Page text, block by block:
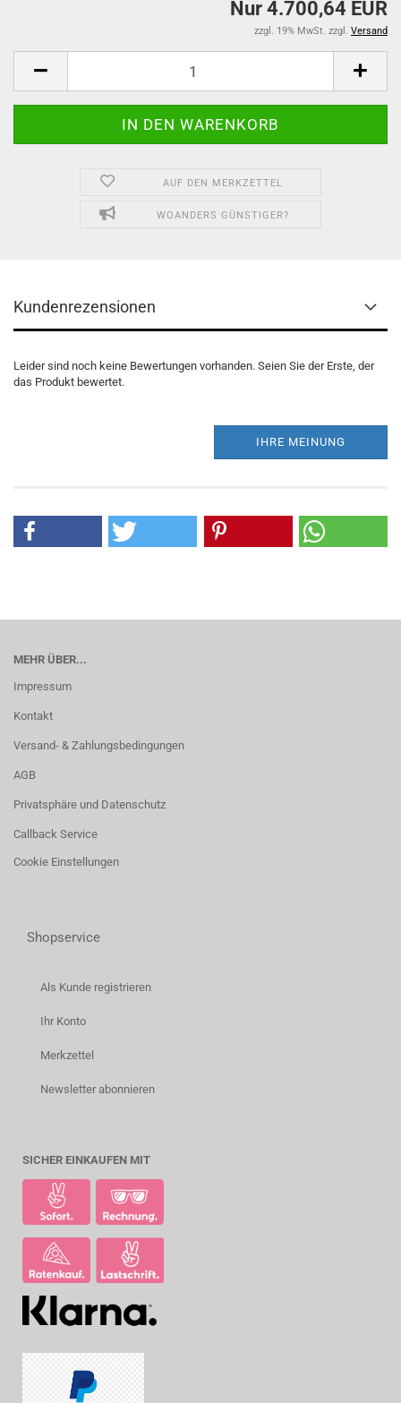
Nur 4.700,64 EUR
zzgl. 19% MwSt. zzgl. Versand
AUF DEN MERKZETTEL
WOANDERS GÜNSTIGER?
Kundenrezensionen
Leider sind noch keine Bewertungen vorhanden. Seien Sie der Erste, der
das Produkt bewertet.
IHRE MEINUNG
MEHR ÜBER...
Impressum
Kontakt
Versand- & Zahlungsbedingungen
AGB
Privatsphäre und Datenschutz
Callback Service
Cookie Einstellungen
Shopservice
Als Kunde registrieren
Ihr Konto
Merkzettel
Newsletter abonnieren
SICHER EINKAUFEN MIT